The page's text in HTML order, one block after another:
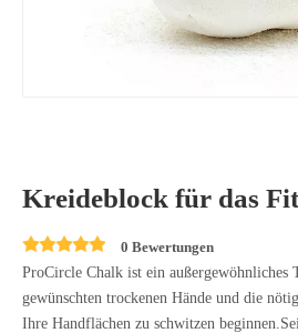
Kreideblock für das
0 Bewertungen
ProCircle Chalk ist ein außergewöhnliches
gewünschten trockenen Hände und die
Ihre Handflächen zu schwitzen